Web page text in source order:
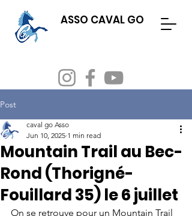
ASSO CAVAL GO
Post
Mountain Trail au Bec-
Rond (Thorigné-
Fouillard 35) le 6 juillet
caval go Asso
Jun 10, 2025 1 min read
On se retrouve pour un Mountain Trail